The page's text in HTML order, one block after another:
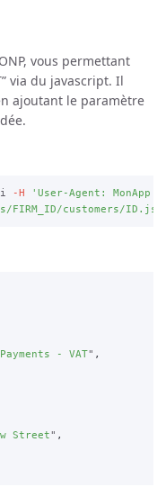
vous permettant
via du javascript. Il
ajoutant le paramètre
-H
'User-Agent: MonApp
customers/
- VAT" ,
Street" ,